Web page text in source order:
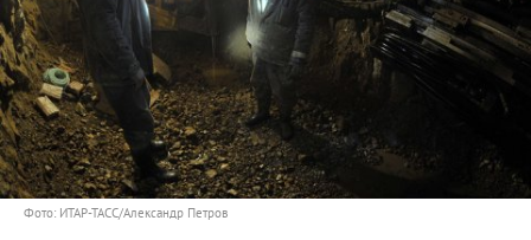
Фото: ИТАР-ТАСС/Александр Петров